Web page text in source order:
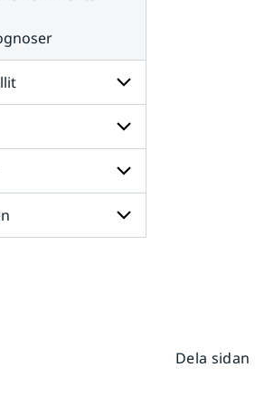
Undersidor
för
Radar
och
satellit
Undersidor
för
Väder
till
havs
Undersidor
för
Dela sidan